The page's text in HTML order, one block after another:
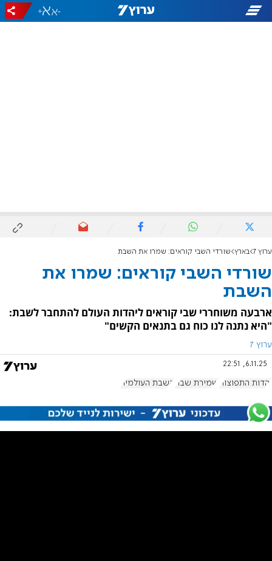
-
+
ערוץ 7 בארץ שורדי השבי קוראים: שמרו את השבת
שורדי השבי קוראים: שמרו את
השבת
ארבעה משוחררי שבי קוראים ליהדות העולם להתחבר לשבת:
"היא נתנה לנו כוח גם בתנאים הקשים"
ערוץ 7
6.11.25, 22:51
יהדות התפוצות שמירת שבת השבת העולמית